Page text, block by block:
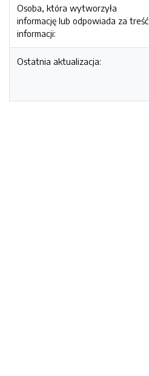
Osoba, która wytworzyła
informację lub odpowiada za treść
informacji:
Ostatnia aktualizacja: